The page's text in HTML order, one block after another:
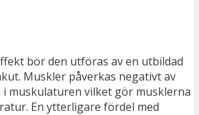
bör den utföras av en utbildad
Muskler påverkas negativt av
muskulaturen vilket gör musklerna
En ytterligare fördel med